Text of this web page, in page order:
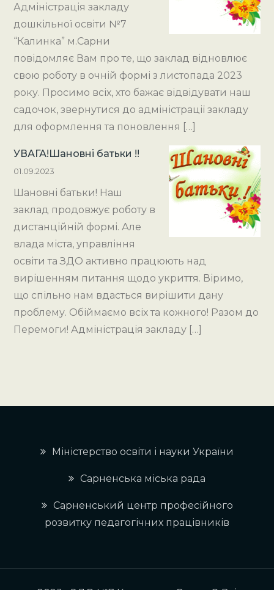
Адміністрація закладу
дошкільної освіти №7
“Калинка” м.Сарни
повідомляє Вам про те, що заклад відновлює
свою роботу в очній формі з листопада 2023
року. Просимо всіх, хто бажає відвідувати наш
садочок, звернутися до адміністрації закладу
для оформлення та поновлення […]
УВАГА!Шановні батьки !!
01.09.2023
Шановні батьки! Наш
заклад продовжує роботу в
дистанційній формі. Але
влада міста, управління
освіти та ЗДО активно працюють над
вирішенням питання щодо укриття. Віримо,
що спільно нам вдасться вирішити дану
проблему. Обіймаємо всіх та кожного! Разом до
Перемоги! Адміністрація закладу […]
Міністерство освіти і науки України
Сарненська міська рада
Сарненський центр професійного
розвитку педагогічних працівників